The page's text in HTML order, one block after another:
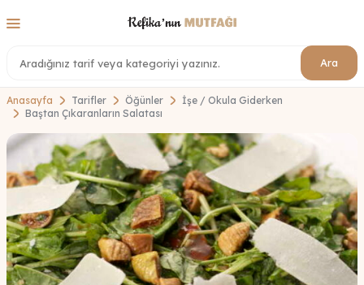
Ara
Anasayfa Tarifler Öğünler
İşe / Okula Giderken
Baştan Çıkaranların Salatası